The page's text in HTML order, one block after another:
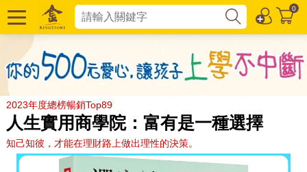
0
2023年度總榜暢銷Top89
人生實用商學院：富有是一種選擇
知己知彼，才能在理財路上做出理性的決策。